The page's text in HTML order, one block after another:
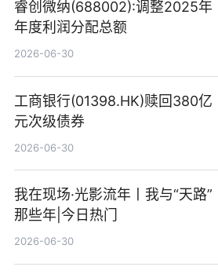
睿创微纳(688002):调整2025年
年度利润分配总额
2026-06-30
工商银行(01398.HK)赎回380亿
元次级债券
2026-06-30
我在现场·光影流年丨我与“天路”
那些年|今日热门
2026-06-30